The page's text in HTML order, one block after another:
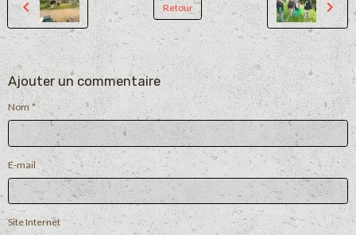
Retour
Ajouter un commentaire
Nom
E-mail
Site Internet